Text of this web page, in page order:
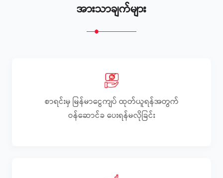
အားသာချက်များ
စာရင်းမှ မြန်မာငွေကျပ် ထုတ်ယူရန်အတွက်
ဝန်ဆောင်ခ ပေးရန်မလိုခြင်း